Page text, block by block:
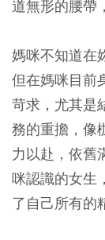
道無形的腰帶
媽咪不知道在
但在媽咪目前
苛求，尤其是
務的重擔，像
力以赴，依舊
咪認識的女生
了自己所有的